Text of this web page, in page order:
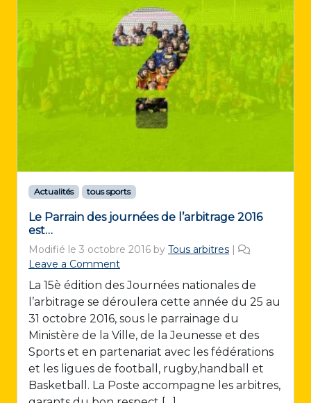
Actualités tous sports
Le Parrain des journées de l’arbitrage 2016
est…
Modifié le 3 octobre 2016 by Tous arbitres |
Leave a Comment
La 15è édition des Journées nationales de
l’arbitrage se déroulera cette année du 25 au
31 octobre 2016, sous le parrainage du
Ministère de la Ville, de la Jeunesse et des
Sports et en partenariat avec les fédérations
et les ligues de football, rugby,handball et
Basketball. La Poste accompagne les arbitres,